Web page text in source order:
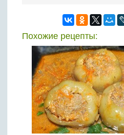
Похожие рецепты: